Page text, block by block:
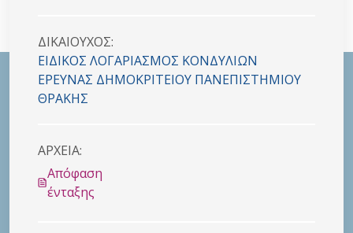
ΔΙΚΑΙΟYΧΟΣ:
ΕΙΔΙΚΟΣ ΛΟΓΑΡΙΑΣΜΟΣ ΚΟΝΔΥΛΙΩΝ
ΕΡΕΥΝΑΣ ΔΗΜΟΚΡΙΤΕΙΟΥ ΠΑΝΕΠΙΣΤΗΜΙΟΥ
ΘΡΑΚΗΣ
ΑΡΧΕΙΑ:
Απόφαση
ένταξης